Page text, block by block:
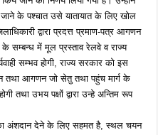
जाने के पश्चात उसे यातायात के लिए खोल
द्वारा प्रदत्त प्रमाण-पत्र आगणन
के सम्बन्ध में मूल प्रस्ताव रेलवे व राज्य
सम्भव होगी, राज्य सरकार को इस
तथा आगणन जो सेतु तथा पहुंच मार्ग के
तथा उभय पक्षों द्वारा उन्हे अन्तिम रूप
का अंशदान देने के लिए सहमत है, स्थल चयन